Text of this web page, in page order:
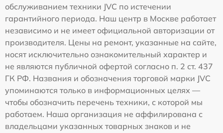
обслуживанием техники JVC по истечении
гарантийного периода. Наш центр в Москве работает
независимо и не имеет официальной авторизации от
производителя. Цены на ремонт, указанные на сайте,
носят исключительно ознакомительный характер и
не являются публичной офертой согласно п. 2 ст. 437
ГК РФ. Названия и обозначения торговой марки JVC
упоминаются только в информационных целях —
чтобы обозначить перечень техники, с которой мы
работаем. Наша организация не аффилирована с
владельцами указанных товарных знаков и не